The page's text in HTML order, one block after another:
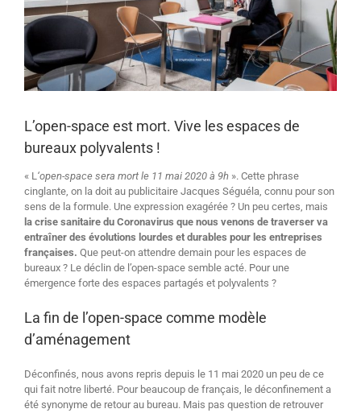
L’open-space est mort. Vive les espaces de
bureaux polyvalents !
« L‘open-space sera mort le 11 mai 2020 à 9h ». Cette phrase
cinglante, on la doit au publicitaire Jacques Séguéla, connu pour son
sens de la formule. Une expression exagérée ? Un peu certes, mais
la crise sanitaire du Coronavirus que nous venons de traverser va
entraîner des évolutions lourdes et durables pour les entreprises
françaises. Que peut-on attendre demain pour les espaces de
bureaux ? Le déclin de l’open-space semble acté. Pour une
émergence forte des espaces partagés et polyvalents ?
La fin de l’open-space comme modèle
d’aménagement
Déconfinés, nous avons repris depuis le 11 mai 2020 un peu de ce
qui fait notre liberté. Pour beaucoup de français, le déconfinement a
été synonyme de retour au bureau. Mais pas question de retrouver